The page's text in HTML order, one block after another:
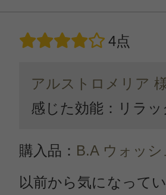
4点
アルストロメリア
感じた効能：リラッ
購入品： B.A ウォッシ
以前から気になって